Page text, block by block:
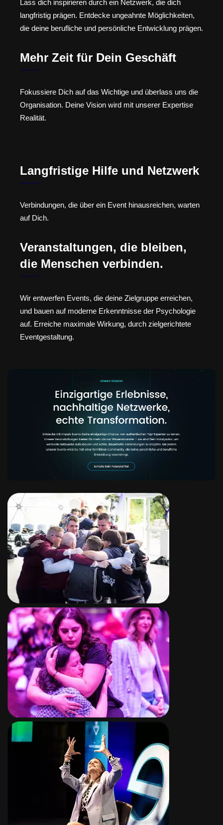
Lass dich inspirieren durch ein Netzwerk, die dich
langfristig prägen. Entdecke ungeahnte Möglichkeiten,
die deine berufliche und persönliche Entwicklung prägen.
Mehr Zeit für Dein Geschäft
Fokussiere Dich auf das Wichtige und überlass uns die
Organisation. Deine Vision wird mit unserer Expertise
Realität.
Langfristige Hilfe und Netzwerk
Verbindungen, die über ein Event hinausreichen, warten
auf Dich.
Veranstaltungen, die bleiben,
die Menschen verbinden.
Wir entwerfen Events, die deine Zielgruppe erreichen,
und bauen auf moderne Erkenntnisse der Psychologie
auf. Erreiche maximale Wirkung, durch zielgerichtete
Eventgestaltung.